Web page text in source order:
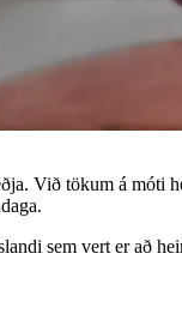
Við tökum á móti
sem vert er að